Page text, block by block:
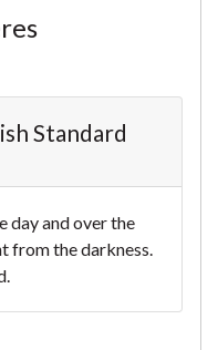
Standard
day and over the
from the darkness.